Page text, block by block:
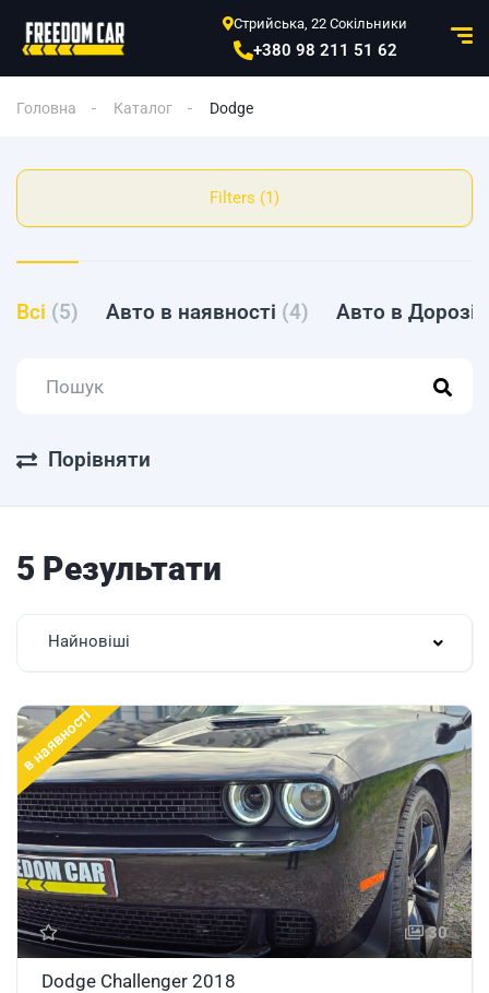
Стрийська, 22 Сокільники
+380 98 211 51 62
Головна Каталог Dodge
Filters (1)
Всі (5) Авто в наявності (4) Авто в Дорозі
Порівняти
5 Результати
Найновіші
в наявності
30
Dodge Challenger 2018